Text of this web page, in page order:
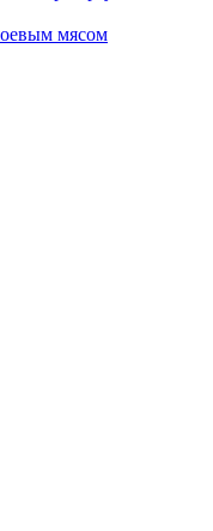
мясом